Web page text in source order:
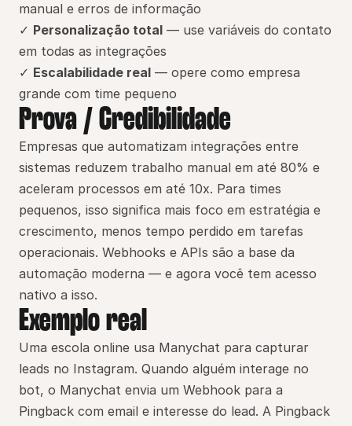
manual e erros de informação
✓ Personalização total — use variáveis do contato
em todas as integrações
✓ Escalabilidade real — opere como empresa
grande com time pequeno
Prova / Credibilidade
Empresas que automatizam integrações entre
sistemas reduzem trabalho manual em até 80% e
aceleram processos em até 10x. Para times
pequenos, isso significa mais foco em estratégia e
crescimento, menos tempo perdido em tarefas
operacionais. Webhooks e APIs são a base da
automação moderna — e agora você tem acesso
nativo a isso.
Exemplo real
Uma escola online usa Manychat para capturar
leads no Instagram. Quando alguém interage no
bot, o Manychat envia um Webhook para a
Pingback com email e interesse do lead. A Pingback